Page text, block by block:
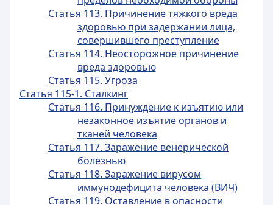
Статья 113. Причинение тяжкого вреда
здоровью при задержании лица,
совершившего преступление
Статья 114. Неосторожное причинение
вреда здоровью
Статья 115. Угроза
Статья 115-1. Сталкинг
Статья 116. Принуждение к изъятию или
незаконное изъятие органов и
тканей человека
Статья 117. Заражение венерической
болезнью
Статья 118. Заражение вирусом
иммунодефицита человека (ВИЧ)
Статья 119. Оставление в опасности